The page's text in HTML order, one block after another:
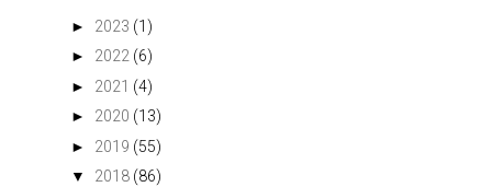
► 2023 (1)
► 2022 (6)
► 2021 (4)
► 2020 (13)
► 2019 (55)
▼
2018 (86)